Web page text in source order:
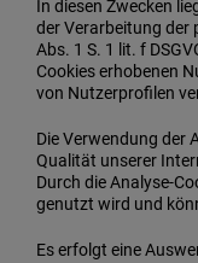
In diesen Zwecken
der Verarbeitung der
Abs. 1 S. 1 lit. f
Cookies erhobenen
von Nutzerprofilen
Die Verwendung der
Qualität unserer
Durch die Analyse-
genutzt wird und
Es erfolgt eine